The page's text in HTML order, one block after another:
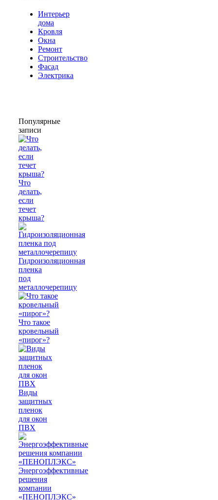
Интерьер
дома
Кровля
Окна
Ремонт
Строительство
Фасад
Электрика
Популярные
записи
Что
делать,
если
течет
крыша?
Гидроизоляционная
пленка
под
металлочерепицу
Что такое
кровельный
«пирог»?
Виды
защитных
пленок
для окон
ПВХ
Энергоэффективные
решения
компании
«ПЕНОПЛЭКС»